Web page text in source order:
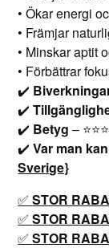
• Ökar energi
• Främjar
• Minskar aptit
• Förbättrar
✔️
✔️
✔️ Betyg –
✔️Var man
Sverige}
✅STOR
✅STOR
✅STOR